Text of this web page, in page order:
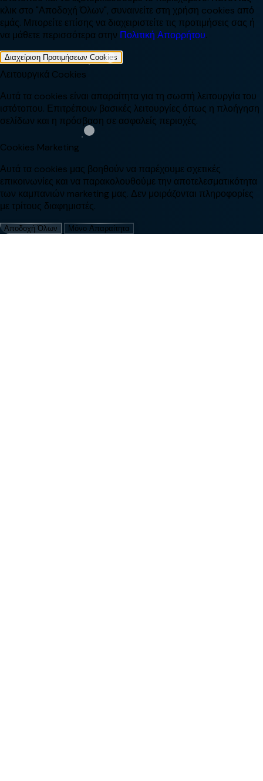
κλικ στο "Αποδοχή Όλων", συναινείτε στη χρήση cookies από
εμάς. Μπορείτε επίσης να διαχειριστείτε τις προτιμήσεις σας ή
να μάθετε περισσότερα στην Πολιτική Απορρήτου.
Διαχείριση Προτιμήσεων Cookies
Λειτουργικά Cookies
Αυτά τα cookies είναι απαραίτητα για τη σωστή λειτουργία του
ιστότοπου. Επιτρέπουν βασικές λειτουργίες όπως η πλοήγηση
σελίδων και η πρόσβαση σε ασφαλείς περιοχές.
Cookies Marketing
Αυτά τα cookies μας βοηθούν να παρέχουμε σχετικές
επικοινωνίες και να παρακολουθούμε την αποτελεσματικότητα
των καμπανιών marketing μας. Δεν μοιράζονται πληροφορίες
με τρίτους διαφημιστές.
Αποδοχή Όλων Μόνο Απαραίτητα